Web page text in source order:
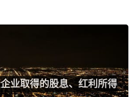
业取得的股息、红利所得